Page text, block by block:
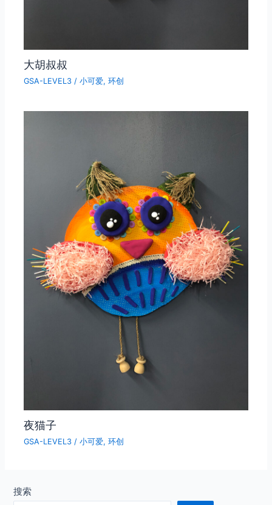
大胡叔叔
GSA-LEVEL3 /小可爱,环创
夜猫子
GSA-LEVEL3 /小可爱,环创
搜索